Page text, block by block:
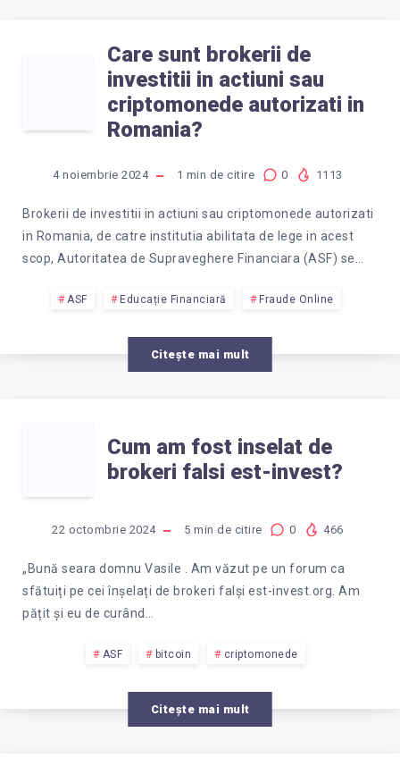
CARE
SUNT
BROKERII
DE
INVESTITII
IN
ACTIUNI
CRIPTOMONEDE
AUTORIZATI
IN
ROMANIA?
Care sunt brokerii de
investitii in actiuni sau
criptomonede autorizati in
Romania?
4 noiembrie 2024 1 min de citire 0 1113
Brokerii de investitii in actiuni sau criptomonede autorizati
in Romania, de catre institutia abilitata de lege in acest
scop, Autoritatea de Supraveghere Financiara (ASF) se…
ASF Educație Financiară Fraude Online
Citește mai mult
CUM
AM
FOST
INSELAT
DE
BROKERI
FALSI
Cum am fost inselat de
brokeri falsi est-invest?
22 octombrie 2024 5 min de citire 0 466
„Bună seara domnu Vasile . Am văzut pe un forum ca
sfătuiți pe cei înșelați de brokeri falși est-invest.org. Am
pățit și eu de curând…
ASF bitcoin criptomonede
Citește mai mult